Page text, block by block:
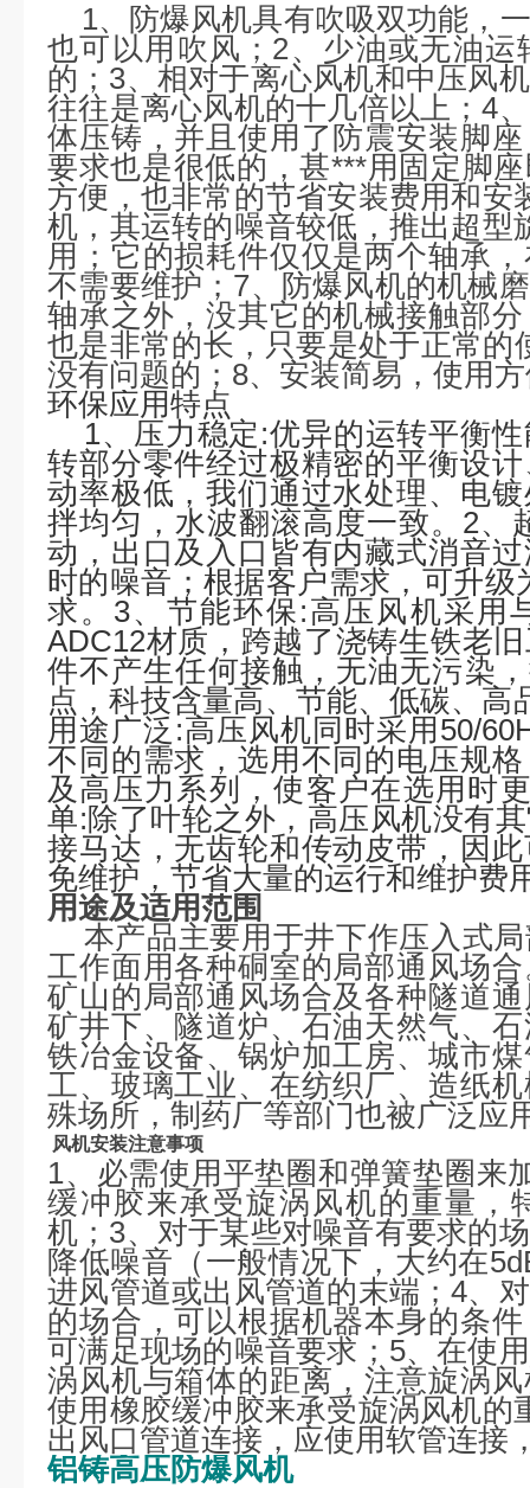
1、防爆风机具有吹吸双功能，
也可以用吹风；2、少油或无油
的；3、相对于离心风机和中压风
往往是离心风机的十几倍以上；4
体压铸，并且使用了防震安装脚
要求也是很低的，甚***用固定脚
方便，也非常的节省安装费用和安
机，其运转的噪音较低，推出超型
用；它的损耗件仅仅是两个轴承
不需要维护；7、防爆风机的机械
轴承之外，没其它的机械接触部
也是非常的长，只要是处于正常的
没有问题的；8、安装简易，使用
环保应用特点
1、 压力稳定 :优异的运转平衡
转部分零件经过极精密的平衡设
动率极低，我们通过水处理、电
拌均匀，水波翻滚高度一致。2、
动，出口及入口皆有内藏式消音
时的噪音；根据客户需求，可升
求。3、 节能环保:高压风机采用
ADC12材质，跨越了浇铸生铁老
件不产生任何接触，无油无污染
点，科技含量高、节能、低碳、高
用途广泛 :高压风机同时采用50/
不同的需求，选用不同的电压规
及高压力系列，使客户在选用时
单:除了叶轮之外，高压风机没有
接马达，无齿轮和传动皮带，因
免维护，节省大量的运行和维护费
用途及适用范围
本产品主要用于井下作压入式
工作面用各种硐室的局部通风场
矿山的局部通风场合及各种隧道
矿井下、隧道炉、石油天然气、
铁冶金设备、锅炉加工房、城市
工、玻璃工业、在纺织厂、造纸
殊场所，制药厂等部门也被广泛应
风机安装注意事项
1、必需使用平垫圈和弹簧垫圈来
缓冲胶来承受旋涡风机的重量，
机；3、对于某些对噪音有要求的
降低噪音（一般情况下，大约在
进风管道或出风管道的末端；4、
的场合，可以根据机器本身的条
可满足现场的噪音要求；5、在使
涡风机与箱体的距离，注意旋涡
使用橡胶缓冲胶来承受旋涡风机的
出风口管道连接，应使用软管连接
铝铸高压防爆风机